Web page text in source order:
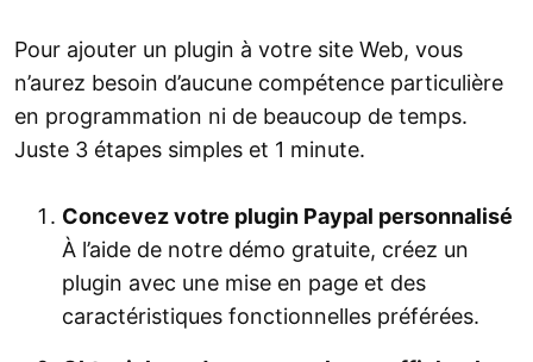
Pour ajouter un plugin à votre site Web, vous
n’aurez besoin d’aucune compétence particulière
en programmation ni de beaucoup de temps.
Juste 3 étapes simples et 1 minute.
Concevez votre plugin Paypal personnalisé
À l’aide de notre démo gratuite, créez un
plugin avec une mise en page et des
caractéristiques fonctionnelles préférées.